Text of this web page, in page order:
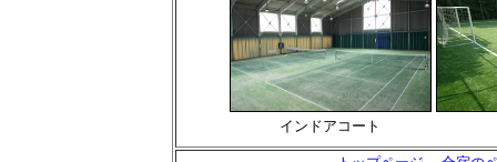
インドアコート